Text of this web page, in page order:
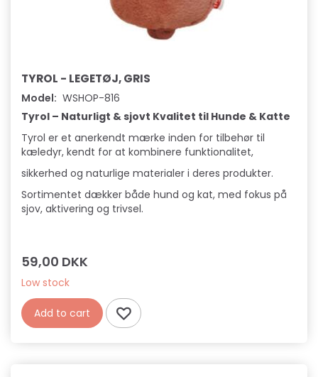
TYROL - LEGETØJ, GRIS
Model: WSHOP-816
Tyrol – Naturligt & sjovt Kvalitet til Hunde & Katte
Tyrol er et anerkendt mærke inden for tilbehør til
kæledyr, kendt for at kombinere funktionalitet,
sikkerhed og naturlige materialer i deres produkter.
Sortimentet dækker både hund og kat, med fokus på
sjov, aktivering og trivsel.
59,00 DKK
Low stock
Add to cart